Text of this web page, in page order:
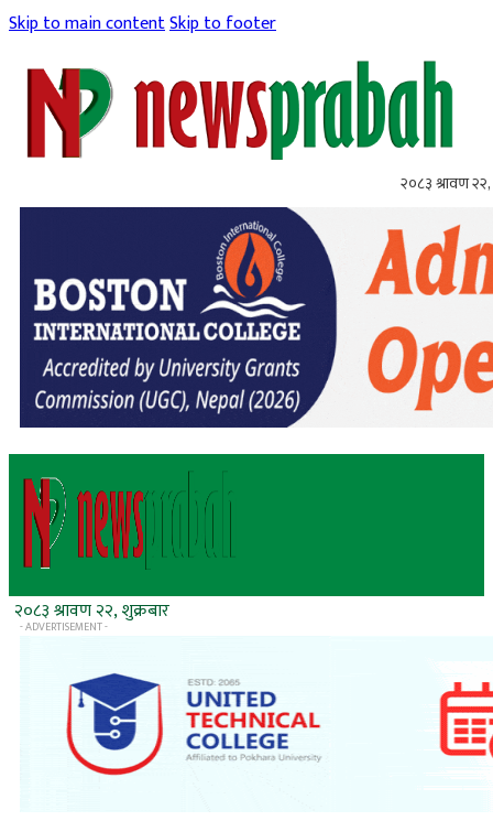
Skip to main contentSkip to footer
२०८३ श्रावण २२,
२०८३ श्रावण २२, शुक्रबार
- ADVERTISEMENT -